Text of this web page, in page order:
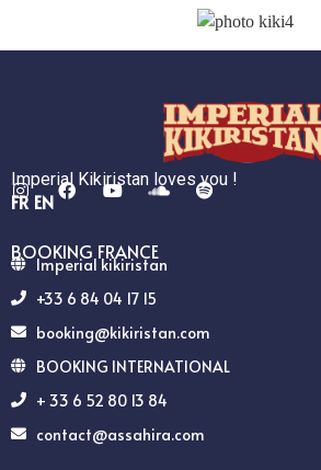
Imperial Kikiristan loves you !
FR EN
BOOKING FRANCE
Imperial kikiristan
+33 6 84 04 17 15
booking@kikiristan.com
BOOKING INTERNATIONAL
+ 33 6 52 80 13 84
contact@assahira.com